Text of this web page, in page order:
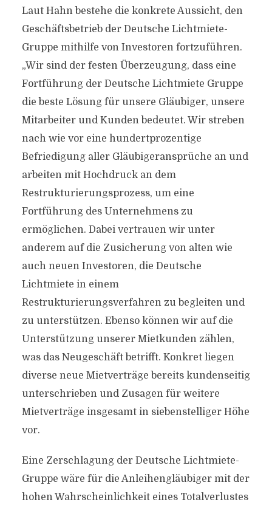
Laut Hahn bestehe die konkrete Aussicht, den
Geschäftsbetrieb der Deutsche Lichtmiete-
Gruppe mithilfe von Investoren fortzuführen.
„Wir sind der festen Überzeugung, dass eine
Fortführung der Deutsche Lichtmiete Gruppe
die beste Lösung für unsere Gläubiger, unsere
Mitarbeiter und Kunden bedeutet. Wir streben
nach wie vor eine hundertprozentige
Befriedigung aller Gläubigeransprüche an und
arbeiten mit Hochdruck an dem
Restrukturierungsprozess, um eine
Fortführung des Unternehmens zu
ermöglichen. Dabei vertrauen wir unter
anderem auf die Zusicherung von alten wie
auch neuen Investoren, die Deutsche
Lichtmiete in einem
Restrukturierungsverfahren zu begleiten und
zu unterstützen. Ebenso können wir auf die
Unterstützung unserer Mietkunden zählen,
was das Neugeschäft betrifft. Konkret liegen
diverse neue Mietverträge bereits kundenseitig
unterschrieben und Zusagen für weitere
Mietverträge insgesamt in siebenstelliger Höhe
vor.
Eine Zerschlagung der Deutsche Lichtmiete-
Gruppe wäre für die Anleihengläubiger mit der
hohen Wahrscheinlichkeit eines Totalverlustes